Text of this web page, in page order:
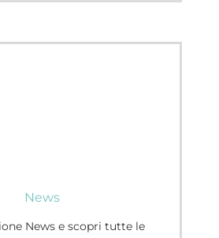
News
News e scopri tutte le